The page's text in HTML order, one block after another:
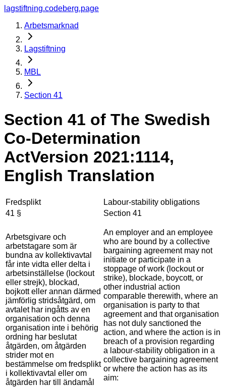
lagstiftning.codeberg.page
Arbetsmarknad
Lagstiftning
MBL
Section 41
Section 41 of The Swedish
Co-Determination
ActVersion 2021:1114,
English Translation
Fredsplikt
Labour-stability obligations
41 §
Section 41
Arbetsgivare och
arbetstagare som är
bundna av kollektivavtal
får inte vidta eller delta i
arbetsinställelse (lockout
eller strejk), blockad,
bojkott eller annan därmed
jämförlig stridsåtgärd, om
avtalet har ingåtts av en
organisation och denna
organisation inte i behörig
ordning har beslutat
åtgärden, om åtgärden
strider mot en
bestämmelse om fredsplikt
i kollektivavtal eller om
åtgärden har till ändamål
An employer and an employee
who are bound by a collective
bargaining agreement may not
initiate or participate in a
stoppage of work (lockout or
strike), blockade, boycott, or
other industrial action
comparable therewith, where an
organisation is party to that
agreement and that organisation
has not duly sanctioned the
action, and where the action is in
breach of a provision regarding
a labour-stability obligation in a
collective bargaining agreement
or where the action has as its
aim: